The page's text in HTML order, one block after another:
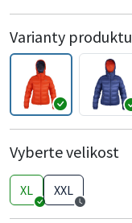
Varianty produktu
Vyberte velikost
XL XXL